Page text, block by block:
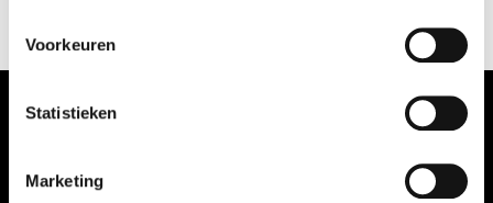
Voorkeuren
Statistieken
Marketing
NIEUWS